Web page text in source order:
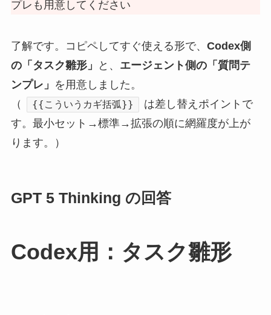
プレも用意してください
了解です。コピペしてすぐ使える形で、 Codex側
の「タスク雛形」
と、 エージェント側の「質問テ
ンプレ」 を用意しました。
（
{{こういうカギ括弧}}
は差し替えポイントで
す。最小セット→標準→拡張の順に網羅度が上が
ります。）
GPT 5 Thinking の回答
Codex用：タスク雛形